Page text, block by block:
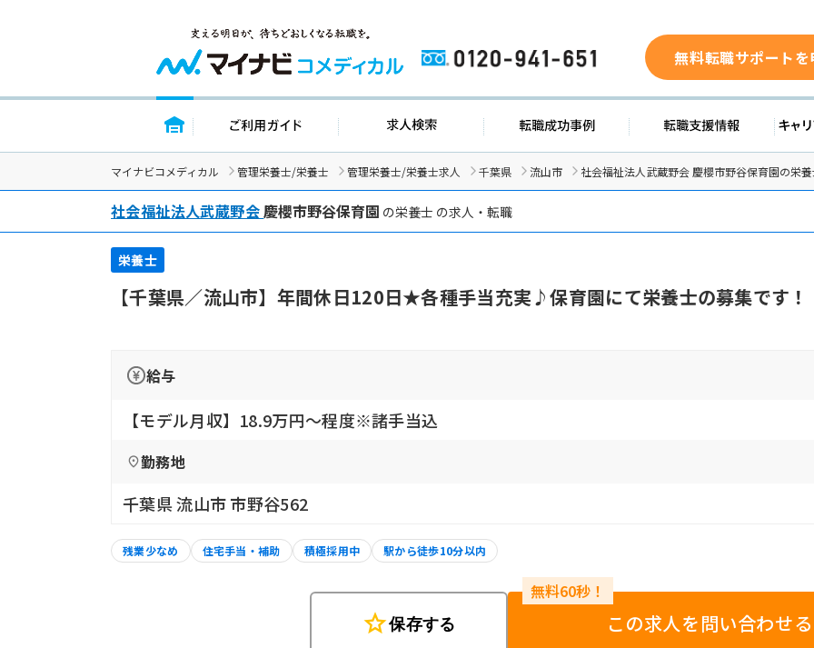
0120-941-651 無料転職サポート
トップページ ご利用ガイド 求人検索 転職成功事例 転職支援
マイナビコメディカル 管理栄養士/栄養士 管理栄養士/栄養士求人 千葉県 流山市 社会福祉法人武蔵野会 慶櫻市野谷保育園の栄
社会福祉法人武蔵野会慶櫻市野谷保育園 の栄養士 の求人・転職
栄養士
【千葉県／流山市】年間休日120日★各種手当充実♪保育園にて栄養士の募集です！
給与
【モデル月収】18.9万円〜程度※諸手当込
勤務地
千葉県 流山市 市野谷562
残業少なめ 住宅手当・補助 積極採用中 駅から徒歩10分以内
star保存する この求人を問い合わせる